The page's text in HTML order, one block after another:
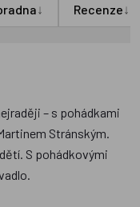
↓ Recenze↓
– s pohádkami
Stránským.
S pohádkovými